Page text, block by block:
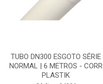
TUBO DN300 ESGOTO SÉRIE
NORMAL | 6 METROS - CORR
PLASTIK